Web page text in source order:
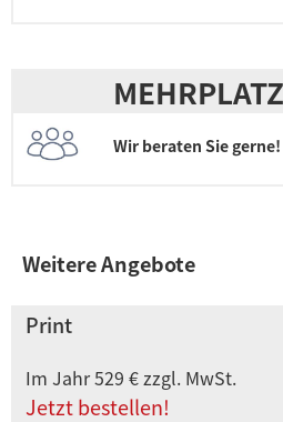
Wir beraten Sie gerne!
Weitere Angebote
Print
Im Jahr 529 € zzgl. MwSt.
Jetzt bestellen!